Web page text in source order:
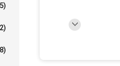
(85)
(142)
(28)